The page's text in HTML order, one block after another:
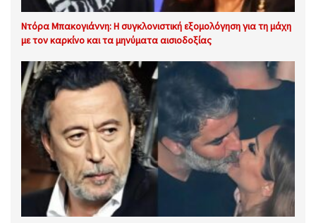
Ντόρα Μπακογιάννη: Η συγκλονιστική εξομολόγηση για τη μάχη
με τον καρκίνο και τα μηνύματα αισιοδοξίας